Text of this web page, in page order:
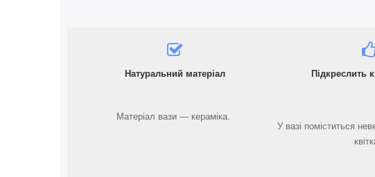
Натуральний матеріал
Матеріал вази — кераміка.
Підкреслить
У вазі поміститься